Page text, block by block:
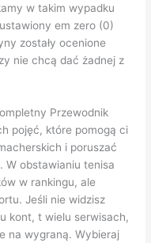
w takim wypadku
em zero (0)
zostały ocenione
nie chcą dać żadnej z
Przewodnik
pojęć, które pomogą ci
i poruszać
W obstawianiu tenisa
w rankingu, ale
Jeśli nie widzisz
kont, t wielu serwisach,
na wygraną. Wybieraj